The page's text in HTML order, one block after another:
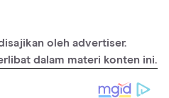
oleh advertiser.
dalam materi konten ini.